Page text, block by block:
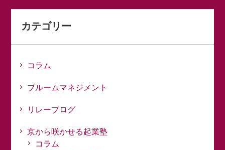
カテゴリー
コラム
ブルームマネジメント
リレーブログ
京から咲かせる起業塾
コラム